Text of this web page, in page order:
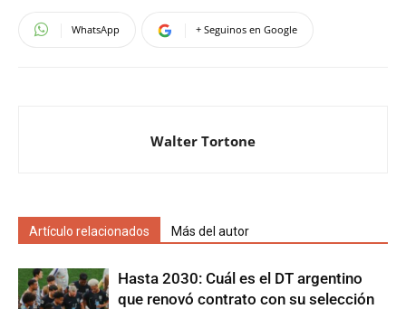
WhatsApp + Seguinos en Google
Walter Tortone
Artículo relacionados Más del autor
Hasta 2030: Cuál es el DT argentino
que renovó contrato con su selección